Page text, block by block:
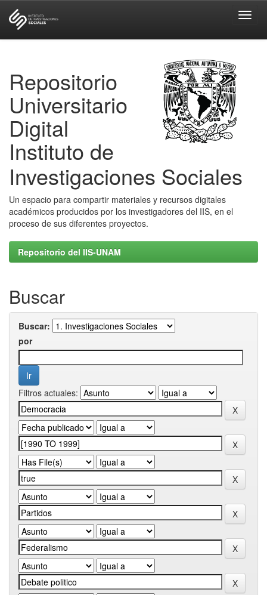
Repositorio
Universitario
Digital
Instituto de
Investigaciones Sociales
Un espacio para compartir materiales y recursos digitales
académicos producidos por los investigadores del IIS, en el
proceso de sus diferentes proyectos.
Repositorio del IIS-UNAM
Buscar
Buscar:
por
Filtros actuales: